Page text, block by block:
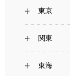
東京
関東
東海